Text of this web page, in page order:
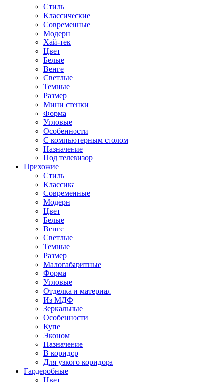
Стиль
Классические
Современные
Модерн
Хай-тек
Цвет
Белые
Венге
Светлые
Темные
Размер
Мини стенки
Форма
Угловые
Особенности
С компьютерным столом
Назначение
Под телевизор
Прихожие
Стиль
Классика
Современные
Модерн
Цвет
Белые
Венге
Светлые
Темные
Размер
Малогабаритные
Форма
Угловые
Отделка и материал
Из МДФ
Зеркальные
Особенности
Купе
Эконом
Назначение
В коридор
Для узкого коридора
Гардеробные
Цвет